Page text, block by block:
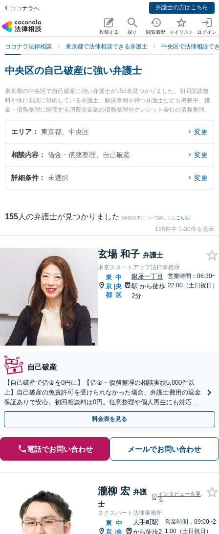
ココナラへ 弁護士の方はこちら
投稿する 探す 閲覧履歴 マイリスト ログイン
ココナラ法律相談 東京都で法律相談できる弁護士 中央区で法律相談で
中央区の自己破産に強い弁護士
東京都の中央区で自己破産に強い弁護士が155名見つかりました。初回面談無
料や休日面談に対応している弁護士、解決事例を持つ弁護士なども掲載中。借
金・債務整理に関係する消費者金融の債務整理やクレジット会社の債務整理、
リボ払いの債務整理等の細かな分野での絞り込み検索もでき便利です。特に東
京スタートアップ法律事務所の玄場 和子弁護士やネクスパート法律事務所の瀧
生した自己破産のトラブルを今すぐに弁護士に相談したい』『自己破産のトラ
ブル解決の実績豊富な近くの弁護士を検索したい』『初回相談無料で自己破産
を法律相談できる中央区内の弁護士に相談予約したい』などでお困りの相談者
エリア 東京都、中央区 変更
相談内容 借金・債務整理、自己破産 変更
詳細条件 未選択 変更
155 人の弁護士が見つかりました (検索結果について詳しくは こちら)
155件中 1-30件を表示
玄場 和子 弁護士
東京スタートアップ法律事務所
東
京
都
|
中
央
区
銀座一丁目
駅 から徒歩
2分
営業時間：06:30~
22:00（土日祝日）
自己破産
【自己破産で借金を0円に】【借金・債務整理の相談実績5,000件以
上】自己破産の免責許可を受けられなかった場合、弁護士費用の返金
保証ありで安心。初回相談料は0円。任意整理や個人再生にも対応
【土日祝日・夜間も相談受付】【費用の分割払い可】
料金表を見る
電話でお問い合わせ メールでお問い合わせ
瀧柳 宏 弁護
士
インタビューを見
る
ネクスパート法律事務所
東
京 |
中
央
大手町駅
から徒歩2
営業時間：09:00~2
1:00（土日祝日）